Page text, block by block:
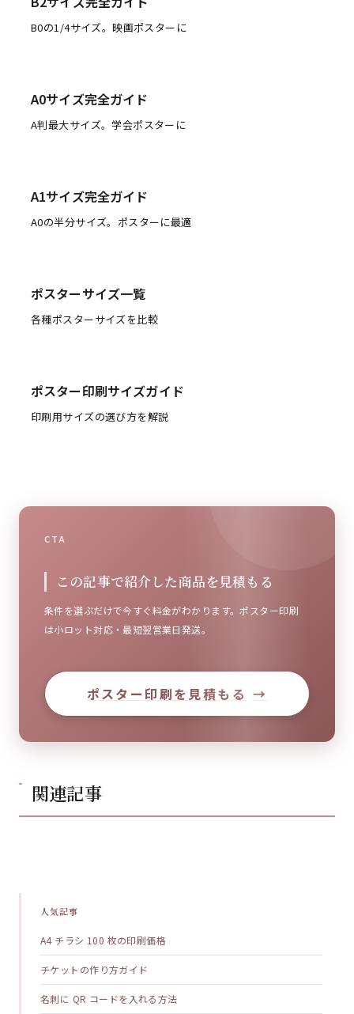
B0の1/4サイズ。映画ポスターに
A0サイズ完全ガイド
A判最大サイズ。学会ポスターに
A1サイズ完全ガイド
A0の半分サイズ。ポスターに最適
ポスターサイズ一覧
各種ポスターサイズを比較
ポスター印刷サイズガイド
印刷用サイズの選び方を解説
CTA
この記事で紹介した商品を見積もる
条件を選ぶだけで今すぐ料金がわかります。ポスター印刷
は小ロット対応・最短翌営業日発送。
ポスター印刷を見積もる →
関連記事
人気記事
A4 チラシ 100 枚の印刷価格
チケットの作り方ガイド
名刺に QR コードを入れる方法